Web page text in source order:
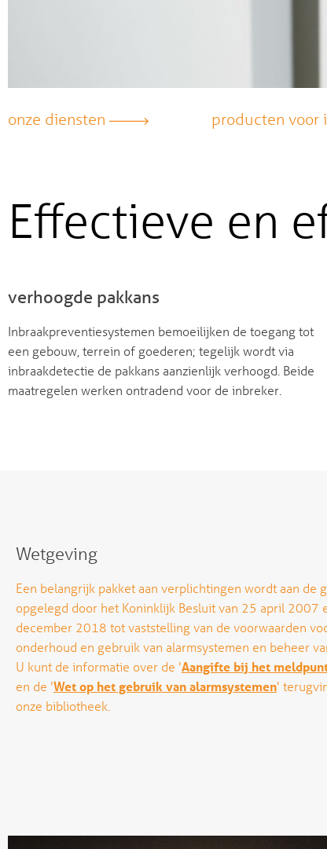
onze diensten producten voor
Effectieve en
verhoogde pakkans
Inbraakpreventiesystemen bemoeilijken de toegang tot
een gebouw, terrein of goederen; tegelijk wordt via
inbraakdetectie de pakkans aanzienlijk verhoogd. Beide
maatregelen werken ontradend voor de inbreker.
Wetgeving
Een belangrijk pakket aan verplichtingen wordt aan de
opgelegd door het Koninklijk Besluit van 25 april 2007
december 2018 tot vaststelling van de voorwaarden
onderhoud en gebruik van alarmsystemen en beheer
U kunt de informatie over de 'Aangifte bij het
en de 'Wet op het gebruik van alarmsystemen'
onze bibliotheek.